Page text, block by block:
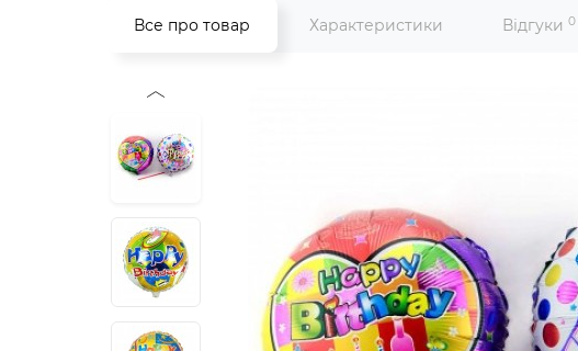
Все про товар Характеристики Відгуки 0